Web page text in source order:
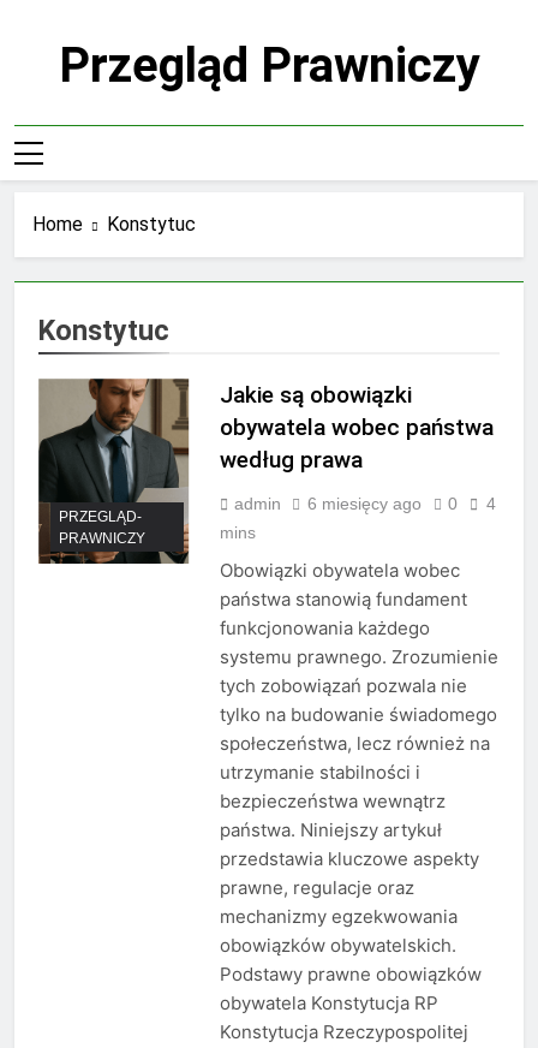
Przegląd Prawniczy
Home Konstytuc
Konstytuc
PRZEGLĄD-
PRAWNICZY
Jakie są obowiązki
obywatela wobec państwa
według prawa
admin 6 miesięcy ago 0
4
mins
Obowiązki obywatela wobec
państwa stanowią fundament
funkcjonowania każdego
systemu prawnego. Zrozumienie
tych zobowiązań pozwala nie
tylko na budowanie świadomego
społeczeństwa, lecz również na
utrzymanie stabilności i
bezpieczeństwa wewnątrz
państwa. Niniejszy artykuł
przedstawia kluczowe aspekty
prawne, regulacje oraz
mechanizmy egzekwowania
obowiązków obywatelskich.
Podstawy prawne obowiązków
obywatela Konstytucja RP
Konstytucja Rzeczypospolitej